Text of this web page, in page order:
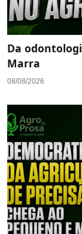
Da
Marra
08/08/2026